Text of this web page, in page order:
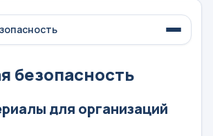
безопасность
для организаций